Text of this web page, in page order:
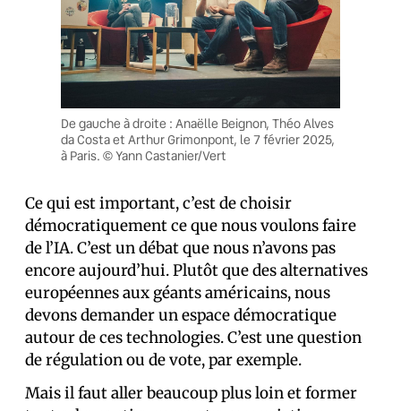
De gauche à droite : Anaëlle Beignon, Théo Alves
da Costa et Arthur Grimonpont, le 7 février 2025,
à Paris. © Yann Castanier/Vert
Ce qui est important, c’est de choisir
démocratiquement ce que nous voulons faire
de l’IA. C’est un débat que nous n’avons pas
encore aujourd’hui. Plutôt que des alternatives
européennes aux géants américains, nous
devons demander un espace démocratique
autour de ces technologies. C’est une question
de régulation ou de vote, par exemple.
Mais il faut aller beaucoup plus loin et former